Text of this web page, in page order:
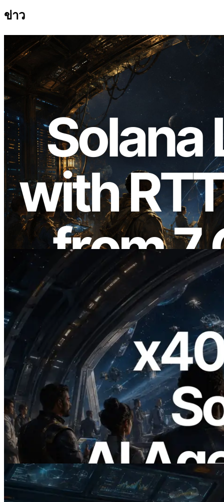
ข่าว
2026.08.05
ERPC ขยาย Solana Leader Slot API ด้วย
การวัด Ping จาก 7 Region ทั่วโลก พร้อม
เปิดตัว Validators Information API
2026.07.04
ERPC เปิดตัว Solana RPC ที่รองรับ x402
— ยุคที่ AI Agent จ่ายเงินให้ API ที่ต้องใช้
แบบ On Demand
อ่านบทความนี้